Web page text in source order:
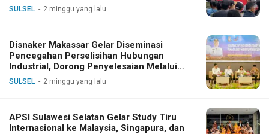
SULSEL 2 minggu yang lalu
Disnaker Makassar Gelar Diseminasi
Pencegahan Perselisihan Hubungan
Industrial, Dorong Penyelesaian Melalui
Dialog
SULSEL 2 minggu yang lalu
APSI Sulawesi Selatan Gelar Study Tiru
Internasional ke Malaysia, Singapura, dan